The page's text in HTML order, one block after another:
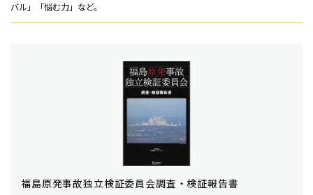
バル」「悩む力」など。
福島原発事故独立検証委員会調査・検証報告書